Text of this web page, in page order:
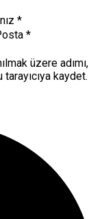
*
*
üzere adımı,
kaydet.